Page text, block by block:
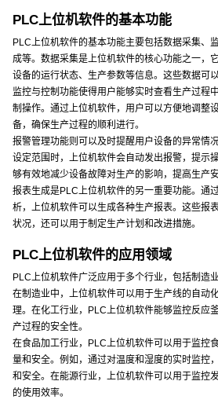
PLC上位机软件的基本功能
PLC上位机软件的基本功能主要包括数据采集、
成等。数据采集是上位机软件的核心功能之一，
设备的运行状态、生产参数等信息。这些数据可
监控与控制功能使得用户能够实时查看生产过程
制操作。通过上位机软件，用户可以方便地调整
备，确保生产过程的顺利进行。
报警管理功能则可以及时提醒用户设备的异常情
设定范围时，上位机软件会自动发出报警，提示
够有效地减少设备故障对生产的影响，提高生产安
报表生成是PLC上位机软件的另一重要功能。通
析，上位机软件可以生成各种生产报表。这些报
状况，还可以用于制定生产计划和改进措施。
PLC上位机软件的应用领域
PLC上位机软件广泛应用于多个行业，包括制造
在制造业中，上位机软件可以用于生产线的自动
理。在化工行业，PLC上位机软件能够监控反应
产过程的安全性。
在食品加工行业，PLC上位机软件可以用于监控
量和安全。例如，通过对温度和湿度的实时监控
和安全。在能源行业，上位机软件可以用于监控
的使用效率。